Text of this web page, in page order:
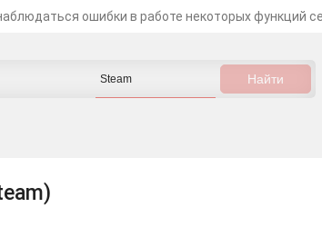
ошибки в работе некоторых функций